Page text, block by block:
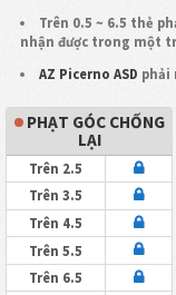
Trên 0.5 ~ 6.5 thẻ
nhận được trong một
AZ Picerno ASD phải
PHẠT GÓC CHỐNG
LẠI
Trên 2.5
Trên 3.5
Trên 4.5
Trên 5.5
Trên 6.5